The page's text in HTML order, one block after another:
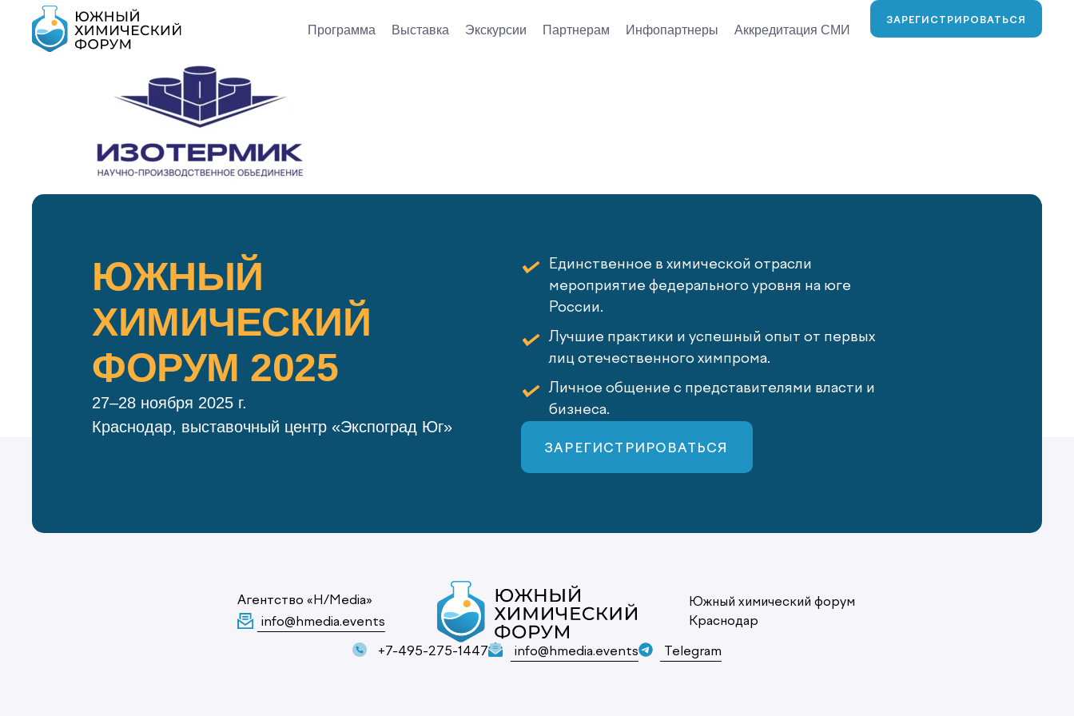
Программа Выставка Экскурсии Партнерам Инфопартнеры Аккредитация СМИ
ЗАРЕГИСТРИРОВАТЬСЯ
ЮЖНЫЙ
ХИМИЧЕСКИЙ
ФОРУМ 2025
27–28 ноября 2025 г.
Краснодар, выставочный центр «Экспоград Юг»
Единственное в химической отрасли
мероприятие федерального уровня на юге
России.
Лучшие практики и успешный опыт от первых
лиц отечественного химпрома.
Личное общение с представителями власти и
бизнеса.
ЗАРЕГИСТРИРОВАТЬСЯ
Агентство «H/Media»
info@hmedia.events
Южный химический форум
Краснодар
+7-495-275-1447 info@hmedia.events Telegram